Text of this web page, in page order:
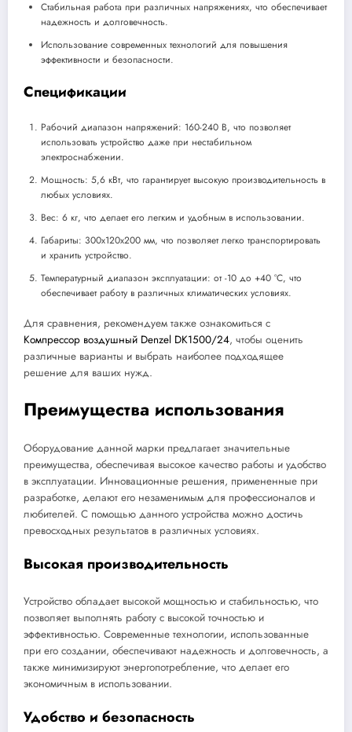
Стабильная работа при различных напряжениях, что обеспечивает
надежность и долговечность.
Использование современных технологий для повышения
эффективности и безопасности.
Спецификации
Рабочий диапазон напряжений: 160-240 В, что позволяет
использовать устройство даже при нестабильном
электроснабжении.
Мощность: 5,6 кВт, что гарантирует высокую производительность в
любых условиях.
Вес: 6 кг, что делает его легким и удобным в использовании.
Габариты: 300x120x200 мм, что позволяет легко транспортировать
и хранить устройство.
Температурный диапазон эксплуатации: от -10 до +40 °C, что
обеспечивает работу в различных климатических условиях.
Для сравнения, рекомендуем также ознакомиться с
Компрессор воздушный Denzel DK1500/24, чтобы оценить
различные варианты и выбрать наиболее подходящее
решение для ваших нужд.
Преимущества использования
Оборудование данной марки предлагает значительные
преимущества, обеспечивая высокое качество работы и удобство
в эксплуатации. Инновационные решения, примененные при
разработке, делают его незаменимым для профессионалов и
любителей. С помощью данного устройства можно достичь
превосходных результатов в различных условиях.
Высокая производительность
Устройство обладает высокой мощностью и стабильностью, что
позволяет выполнять работу с высокой точностью и
эффективностью. Современные технологии, использованные
при его создании, обеспечивают надежность и долговечность, а
также минимизируют энергопотребление, что делает его
экономичным в использовании.
Удобство и безопасность